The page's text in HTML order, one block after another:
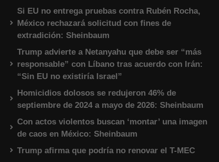
Si EU no entrega pruebas contra Rubén Rocha,
México rechazará solicitud con fines de
extradición: Sheinbaum
Trump advierte a Netanyahu que debe ser “más
responsable” con Líbano tras acuerdo con Irán:
“Sin EU no existiría Israel”
Homicidios dolosos se redujeron 46% de
septiembre de 2024 a mayo de 2026: Sheinbaum
Con actos violentos buscan ‘montar’ una imagen
de caos en México: Sheinbaum
Trump afirma que podría no renovar el T-MEC